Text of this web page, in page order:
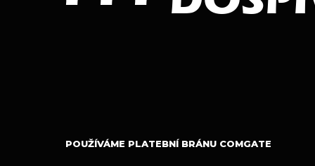
POUŽÍVÁME PLATEBNÍ BRÁNU COMGATE